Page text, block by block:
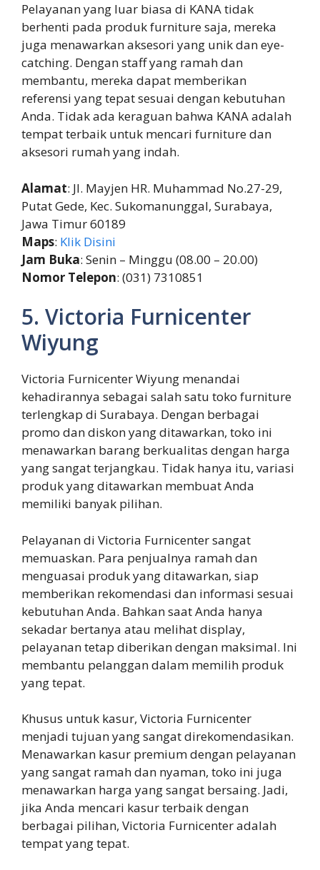
Pelayanan yang luar biasa di KANA tidak
berhenti pada produk furniture saja, mereka
juga menawarkan aksesori yang unik dan eye-
catching. Dengan staff yang ramah dan
membantu, mereka dapat memberikan
referensi yang tepat sesuai dengan kebutuhan
Anda. Tidak ada keraguan bahwa KANA adalah
tempat terbaik untuk mencari furniture dan
aksesori rumah yang indah.
Alamat: Jl. Mayjen HR. Muhammad No.27-29,
Putat Gede, Kec. Sukomanunggal, Surabaya,
Jawa Timur 60189
Maps: Klik Disini
Jam Buka: Senin – Minggu (08.00 – 20.00)
Nomor Telepon: (031) 7310851
5. Victoria Furnicenter
Wiyung
Victoria Furnicenter Wiyung menandai
kehadirannya sebagai salah satu toko furniture
terlengkap di Surabaya. Dengan berbagai
promo dan diskon yang ditawarkan, toko ini
menawarkan barang berkualitas dengan harga
yang sangat terjangkau. Tidak hanya itu, variasi
produk yang ditawarkan membuat Anda
memiliki banyak pilihan.
Pelayanan di Victoria Furnicenter sangat
memuaskan. Para penjualnya ramah dan
menguasai produk yang ditawarkan, siap
memberikan rekomendasi dan informasi sesuai
kebutuhan Anda. Bahkan saat Anda hanya
sekadar bertanya atau melihat display,
pelayanan tetap diberikan dengan maksimal. Ini
membantu pelanggan dalam memilih produk
yang tepat.
Khusus untuk kasur, Victoria Furnicenter
menjadi tujuan yang sangat direkomendasikan.
Menawarkan kasur premium dengan pelayanan
yang sangat ramah dan nyaman, toko ini juga
menawarkan harga yang sangat bersaing. Jadi,
jika Anda mencari kasur terbaik dengan
berbagai pilihan, Victoria Furnicenter adalah
tempat yang tepat.